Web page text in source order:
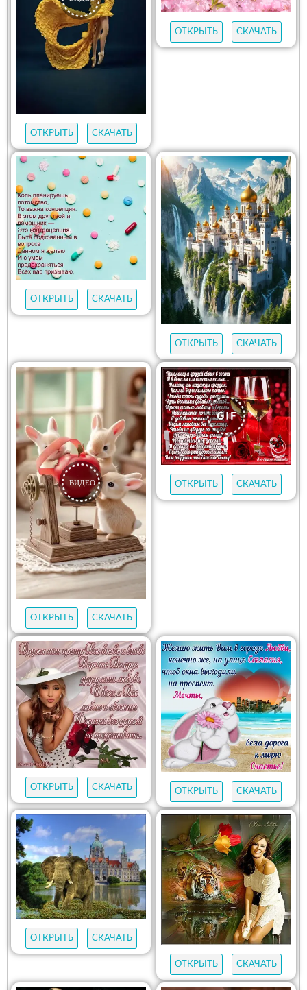
ОТКРЫТЬ СКАЧАТЬ
ОТКРЫТЬ СКАЧАТЬ
ОТКРЫТЬ СКАЧАТЬ
ОТКРЫТЬ СКАЧАТЬ
ОТКРЫТЬ СКАЧАТЬ
ОТКРЫТЬ СКАЧАТЬ
ОТКРЫТЬ СКАЧАТЬ ОТКРЫТЬ СКАЧАТЬ
ОТКРЫТЬ СКАЧАТЬ
ОТКРЫТЬ СКАЧАТЬ